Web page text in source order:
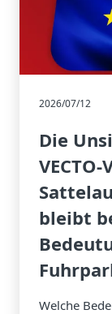
2026/07/12
Die
bleibt
Welche